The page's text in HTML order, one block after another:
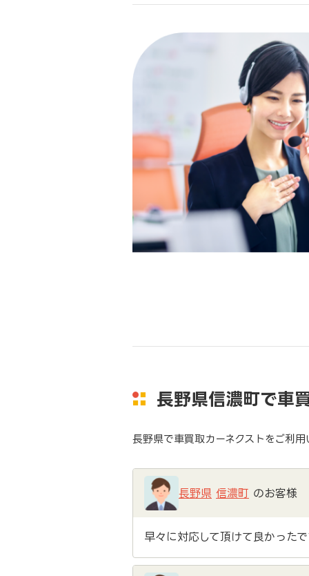
長野県信濃町で車
長野県で車買取カーネクストをご利
長野県 信濃町 のお客様
早々に対応して頂けて良かったで